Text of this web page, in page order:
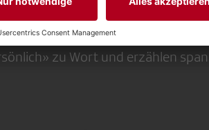
die sich in der Sendung von
die einer breiten
zu Wort und erzählen